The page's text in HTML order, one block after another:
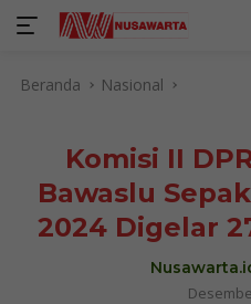
Beranda Nasional
Komisi II
Bawaslu
2024 Digelar